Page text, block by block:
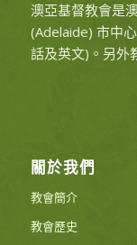
澳亞基督教會是
(Adelaide) 市中
話及英文)。另外
關於我們
教會簡介
教會歷史